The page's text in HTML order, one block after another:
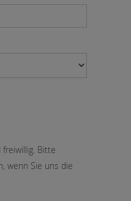
Bitte
wenn Sie uns die